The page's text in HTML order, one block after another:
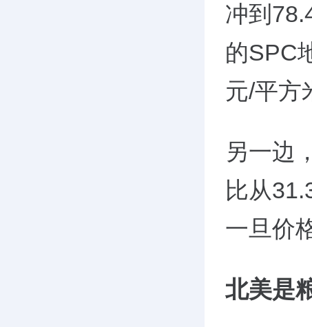
冲到
的SPC
元/平方
另一边
比从
一旦价
北美是